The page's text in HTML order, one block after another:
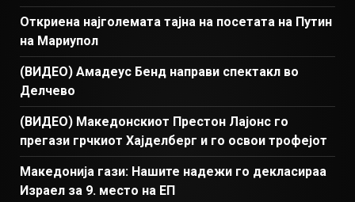
Откриена најголемата тајна на посетата на Путин
на Мариупол
(ВИДЕО) Амадеус Бенд направи спектакл во
Делчево
(ВИДЕО) Македонскиот Престон Лајонс го
прегази грчкиот Хајделберг и го освои трофејот
Македонија гази: Нашите надежи го декласираа
Израел за 9. место на ЕП